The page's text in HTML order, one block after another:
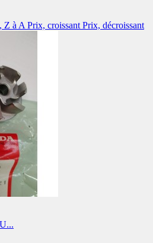
Z à A Prix, croissant Prix, décroissant